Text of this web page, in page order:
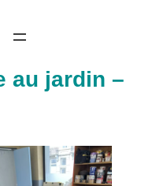
au jardin –